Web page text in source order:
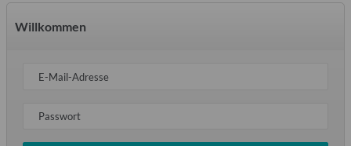
Willkommen
E-Mail-Adresse
Passwort